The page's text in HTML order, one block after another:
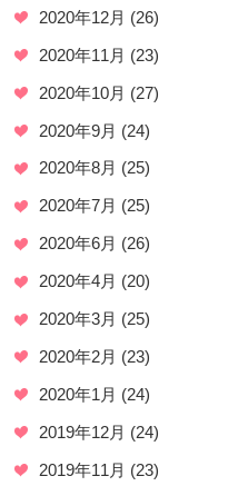
2020年12月 (26)
2020年11月 (23)
2020年10月 (27)
2020年9月 (24)
2020年8月 (25)
2020年7月 (25)
2020年6月 (26)
2020年4月 (20)
2020年3月 (25)
2020年2月 (23)
2020年1月 (24)
2019年12月 (24)
2019年11月 (23)